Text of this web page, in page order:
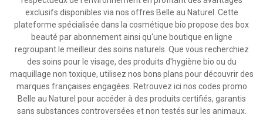
exclusifs disponibles via nos offres Belle au Naturel. Cette
plateforme spécialisée dans la cosmétique bio propose des box
beauté par abonnement ainsi qu'une boutique en ligne
regroupant le meilleur des soins naturels. Que vous recherchiez
des soins pour le visage, des produits d'hygiène bio ou du
maquillage non toxique, utilisez nos bons plans pour découvrir des
marques françaises engagées. Retrouvez ici nos codes promo
Belle au Naturel pour accéder à des produits certifiés, garantis
sans substances controversées et non testés sur les animaux.